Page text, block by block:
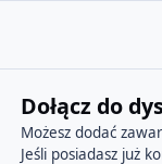
Dołącz do
Możesz dodać
Jeśli posiadasz już